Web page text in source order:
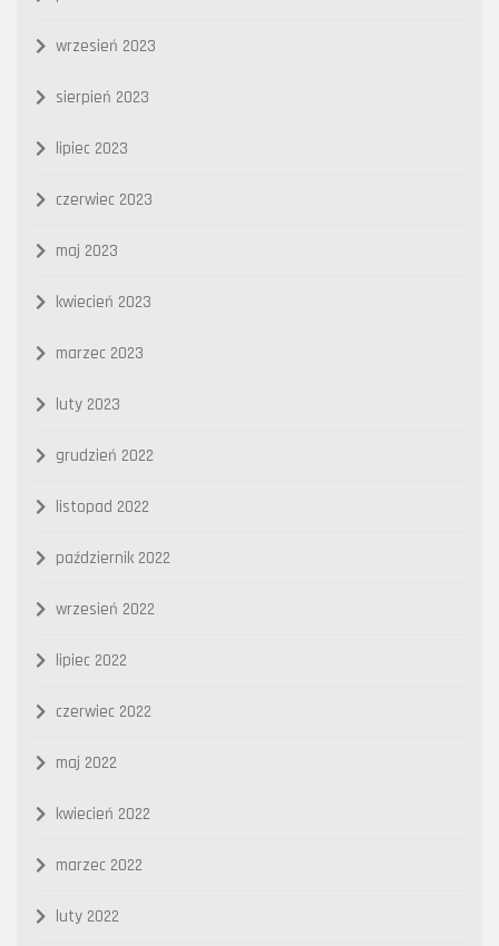
wrzesień 2023
sierpień 2023
lipiec 2023
czerwiec 2023
maj 2023
kwiecień 2023
marzec 2023
luty 2023
grudzień 2022
listopad 2022
październik 2022
wrzesień 2022
lipiec 2022
czerwiec 2022
maj 2022
kwiecień 2022
marzec 2022
luty 2022